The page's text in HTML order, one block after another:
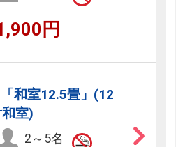
円
和室12.5畳」(12
室)
2～5名